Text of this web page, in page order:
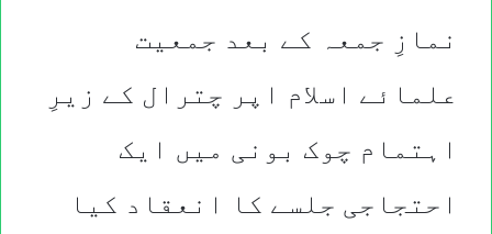
نمازِ جمعہ کے بعد جمعیت
علمائے اسلام اپر چترال کے زیرِ
اہتمام چوک بونی میں ایک
احتجاجی جلسے کا انعقاد کیا